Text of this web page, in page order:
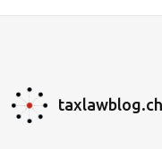
taxlawblog.ch